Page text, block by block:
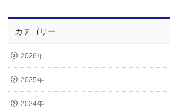
カテゴリー
2026年
2025年
2024年